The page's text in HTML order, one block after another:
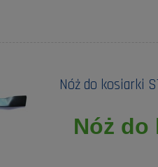
Nóż do kosiarki
Nóż do